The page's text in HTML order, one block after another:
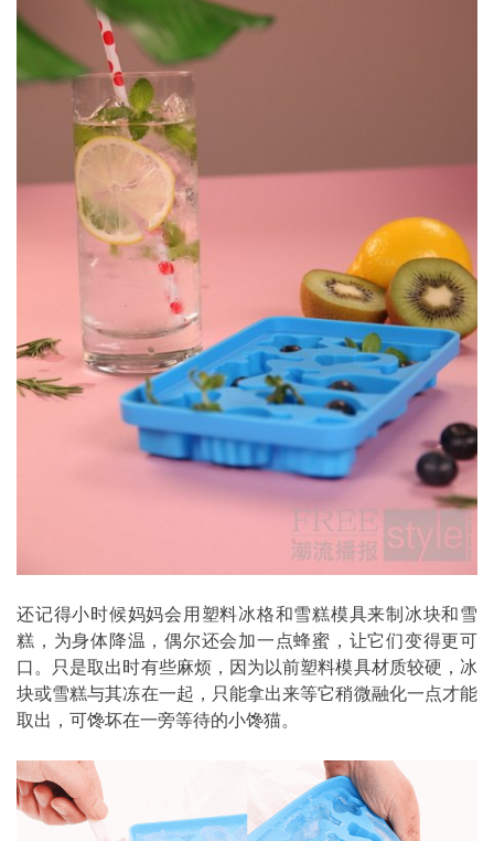
还记得小时候妈妈会用塑料冰格和雪糕模具来制冰块和雪
糕，为身体降温，偶尔还会加一点蜂蜜，让它们变得更可
口。只是取出时有些麻烦，因为以前塑料模具材质较硬，冰
块或雪糕与其冻在一起，只能拿出来等它稍微融化一点才能
取出，可馋坏在一旁等待的小馋猫。